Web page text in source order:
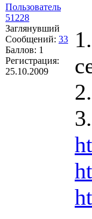
Пользователь
51228
Заглянувший
Сообщений: 33
Баллов: 1
Регистрация:
25.10.2009